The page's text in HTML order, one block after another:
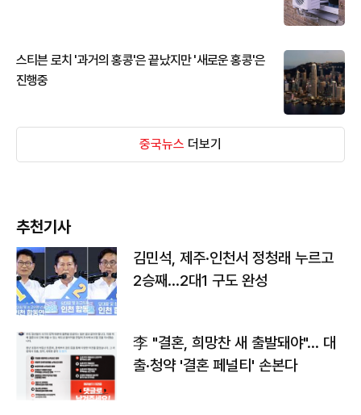
스티븐 로치 '과거의 홍콩'은 끝났지만 '새로운 홍콩'은
진행중
중국뉴스 더보기
추천기사
김민석, 제주·인천서 정청래 누르고
2승째…2대1 구도 완성
李 "결혼, 희망찬 새 출발돼야"… 대
출·청약 '결혼 페널티' 손본다